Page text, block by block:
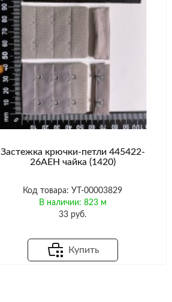
Застежка крючки-петли 445422-
26AEH чайка (1420)
Код товара: УТ-00003829
В наличии: 823 м
33 руб.
Купить